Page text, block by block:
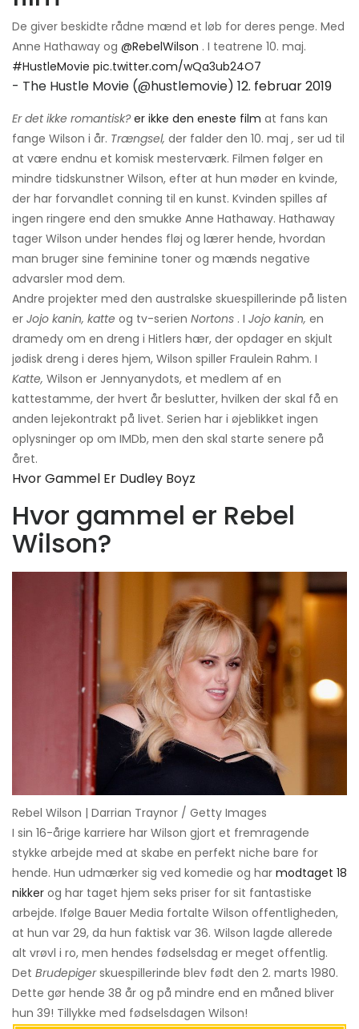
De giver beskidte rådne mænd et løb for deres penge. Med
Anne Hathaway og @RebelWilson . I teatrene 10. maj.
#HustleMovie pic.twitter.com/wQa3ub24O7
- The Hustle Movie (@hustlemovie) 12. februar 2019
Er det ikke romantisk? er ikke den eneste film at fans kan
fange Wilson i år. Trængsel, der falder den 10. maj, ser ud til
at være endnu et komisk mesterværk. Filmen følger en
mindre tidskunstner Wilson, efter at hun møder en kvinde,
der har forvandlet conning til en kunst. Kvinden spilles af
ingen ringere end den smukke Anne Hathaway. Hathaway
tager Wilson under hendes fløj og lærer hende, hvordan
man bruger sine feminine toner og mænds negative
advarsler mod dem.
Andre projekter med den australske skuespillerinde på listen
er Jojo kanin, katte og tv-serien Nortons . I Jojo kanin, en
dramedy om en dreng i Hitlers hær, der opdager en skjult
jødisk dreng i deres hjem, Wilson spiller Fraulein Rahm. I
Katte, Wilson er Jennyanydots, et medlem af en
kattestamme, der hvert år beslutter, hvilken der skal få en
anden lejekontrakt på livet. Serien har i øjeblikket ingen
oplysninger op om IMDb, men den skal starte senere på
året.
Hvor Gammel Er Dudley Boyz
Hvor gammel er Rebel
Wilson?
Rebel Wilson | Darrian Traynor / Getty Images
I sin 16-årige karriere har Wilson gjort et fremragende
stykke arbejde med at skabe en perfekt niche bare for
hende. Hun udmærker sig ved komedie og har modtaget 18
nikker og har taget hjem seks priser for sit fantastiske
arbejde. Ifølge Bauer Media fortalte Wilson offentligheden,
at hun var 29, da hun faktisk var 36. Wilson lagde allerede
alt vrøvl i ro, men hendes fødselsdag er meget offentlig.
Det Brudepigerskuespillerinde blev født den 2. marts 1980.
Dette gør hende 38 år og på mindre end en måned bliver
hun 39! Tillykke med fødselsdagen Wilson!